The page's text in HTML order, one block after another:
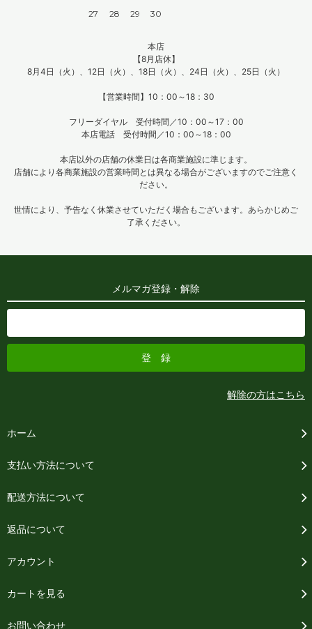
27 28 29 30
本店
【8月店休】
8月4日（火）、12日（火）、18日（火）、24日（火）、25日（火）
【営業時間】10：00～18：30
フリーダイヤル 受付時間／10：00～17：00
本店電話 受付時間／10：00～18：00
本店以外の店舗の休業日は各商業施設に準じます。
店舗により各商業施設の営業時間とは異なる場合がございますのでご注意く
ださい。
世情により、予告なく休業させていただく場合もございます。あらかじめご
了承ください。
メルマガ登録・解除
解除の方はこちら
ホーム
支払い方法について
配送方法について
返品について
アカウント
カートを見る
お問い合わせ